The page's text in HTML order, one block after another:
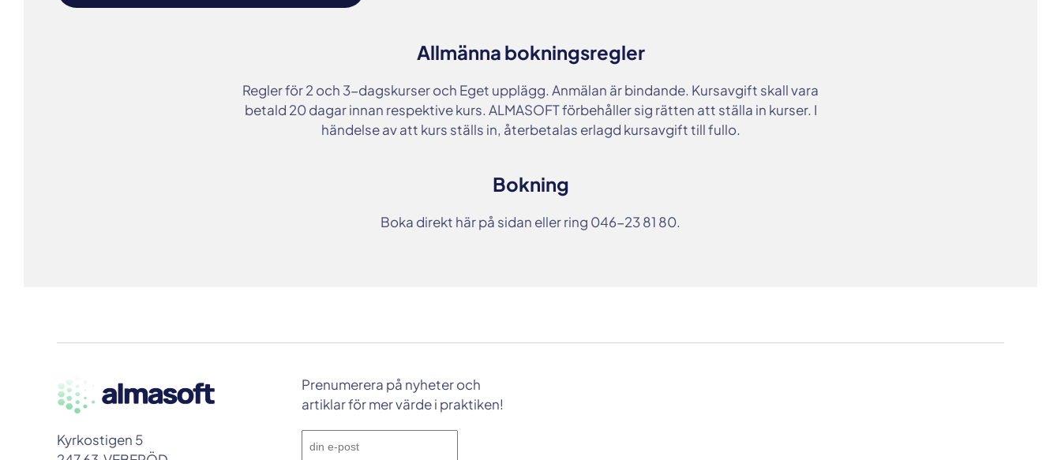
Allmänna bokningsregler
Regler för 2 och 3-dagskurser och Eget upplägg. Anmälan är bindande. Kursavgift skall vara
betald 20 dagar innan respektive kurs. ALMASOFT förbehåller sig rätten att ställa in kurser. I
händelse av att kurs ställs in, återbetalas erlagd kursavgift till fullo.
Bokning
Boka direkt här på sidan eller ring 046-23 81 80.
Kyrkostigen 5
Prenumerera på nyheter och
artiklar för mer värde i praktiken!